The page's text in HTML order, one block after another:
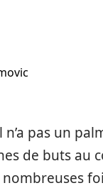
pas un
de buts au